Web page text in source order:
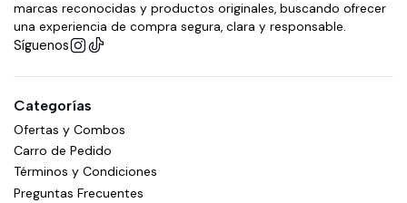
marcas reconocidas y productos originales, buscando ofrecer
una experiencia de compra segura, clara y responsable.
Síguenos
Categorías
Ofertas y Combos
Carro de Pedido
Términos y Condiciones
Preguntas Frecuentes